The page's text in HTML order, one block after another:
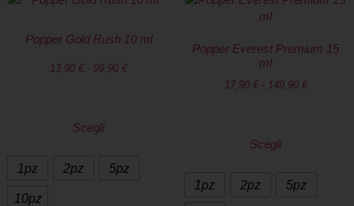
Popper Gold Rush 10 ml
13,90 € - 99,90 €
Scegli
1pz 2pz 5pz
10pz
Popper Everest Premium 15
ml
17,90 € - 149,90 €
Scegli
1pz 2pz 5pz